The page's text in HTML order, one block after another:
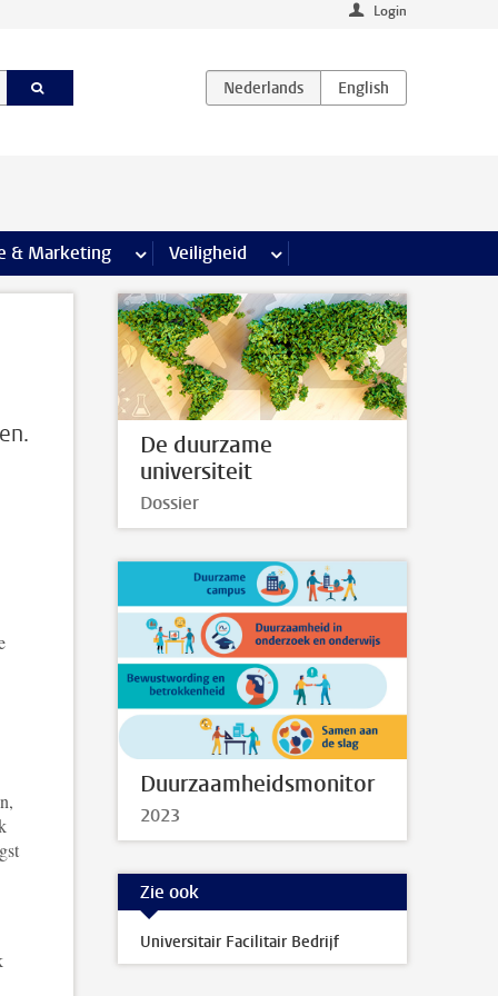
Login
& Marketing meer Communicatie & Marketing pagina’s
Veiligheid meer Veiligheid pagina’s
De duurzame
universiteit
Dossier
Duurzaamheidsmonitor
2023
Zie ook
Universitair Facilitair Bedrijf